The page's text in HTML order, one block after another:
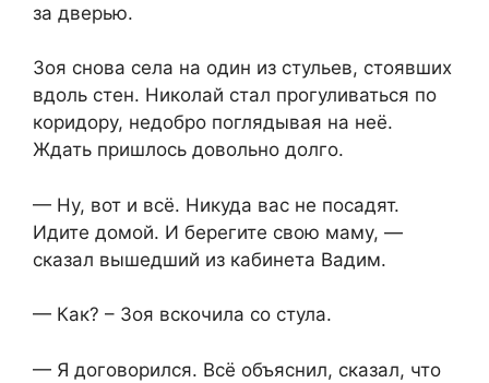
за дверью.
Зоя снова села на один из стульев, стоявших
вдоль стен. Николай стал прогуливаться по
коридору, недобро поглядывая на неё.
Ждать пришлось довольно долго.
— Ну, вот и всё. Никуда вас не посадят.
Идите домой. И берегите свою маму, —
сказал вышедший из кабинета Вадим.
— Как? – Зоя вскочила со стула.
— Я договорился. Всё объяснил, сказал, что